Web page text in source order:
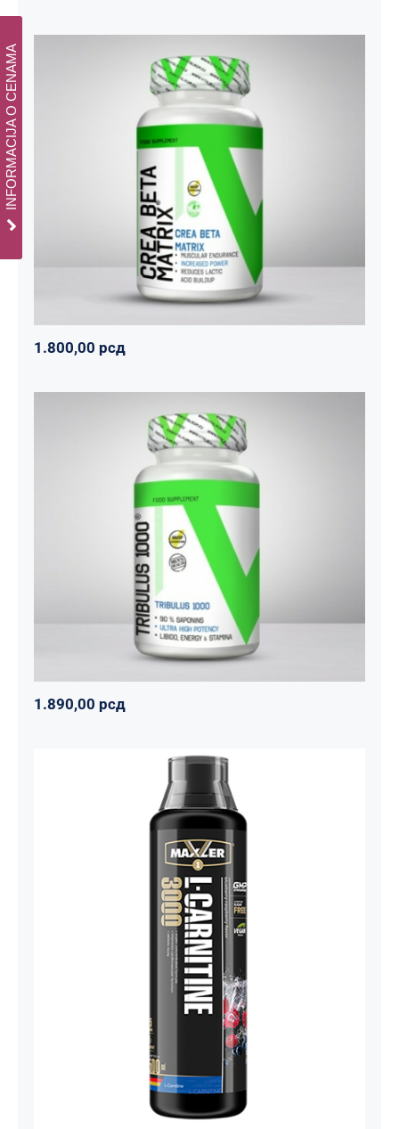
CREA BETA MATRIX
Napumpanko Svi proizvodi
1.800,00 рсд
1.800,00 рсд
Tribulus 1000
Svi proizvodi Vitalikum
1.890,00 рсд
1.890,00 рсд
Carnitine Liquid Comfortable Shape
3000 – 500 ml
Mršavko Svi proizvodi
1.800,00рсд
INFORMACIJA O CENAMA